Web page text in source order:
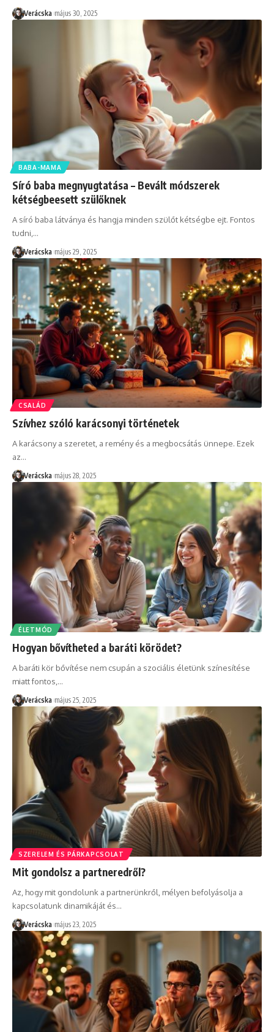
Verácska május 30, 2025
BABA-MAMA
Síró baba megnyugtatása – Bevált módszerek
kétségbeesett szülőknek
A síró baba látványa és hangja minden szülőt kétségbe ejt. Fontos
tudni, …
Verácska május 29, 2025
CSALÁD
Szívhez szóló karácsonyi történetek
A karácsony a szeretet, a remény és a megbocsátás ünnepe. Ezek
az…
Verácska május 28, 2025
ÉLETMÓD
Hogyan bővítheted a baráti körödet?
A baráti kör bővítése nem csupán a szociális életünk színesítése
miatt fontos, …
Verácska május 25, 2025
SZERELEM ÉS PÁRKAPCSOLAT
Mit gondolsz a partneredről?
Az, hogy mit gondolunk a partnerünkről, mélyen befolyásolja a
kapcsolatunk dinamikáját és…
Verácska május 23, 2025